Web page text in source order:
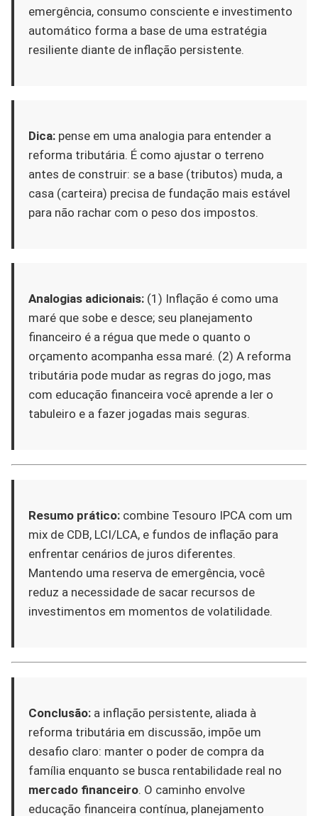
emergência, consumo consciente e investimento
automático forma a base de uma estratégia
resiliente diante de inflação persistente.
Dica: pense em uma analogia para entender a
reforma tributária. É como ajustar o terreno
antes de construir: se a base (tributos) muda, a
casa (carteira) precisa de fundação mais estável
para não rachar com o peso dos impostos.
Analogias adicionais: (1) Inflação é como uma
maré que sobe e desce; seu planejamento
financeiro é a régua que mede o quanto o
orçamento acompanha essa maré. (2) A reforma
tributária pode mudar as regras do jogo, mas
com educação financeira você aprende a ler o
tabuleiro e a fazer jogadas mais seguras.
Resumo prático: combine Tesouro IPCA com um
mix de CDB, LCI/LCA, e fundos de inflação para
enfrentar cenários de juros diferentes.
Mantendo uma reserva de emergência, você
reduz a necessidade de sacar recursos de
investimentos em momentos de volatilidade.
Conclusão: a inflação persistente, aliada à
reforma tributária em discussão, impõe um
desafio claro: manter o poder de compra da
família enquanto se busca rentabilidade real no
mercado financeiro. O caminho envolve
educação financeira contínua, planejamento